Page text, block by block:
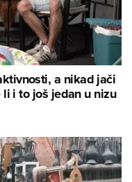
a nikad jači
i to još jedan u nizu